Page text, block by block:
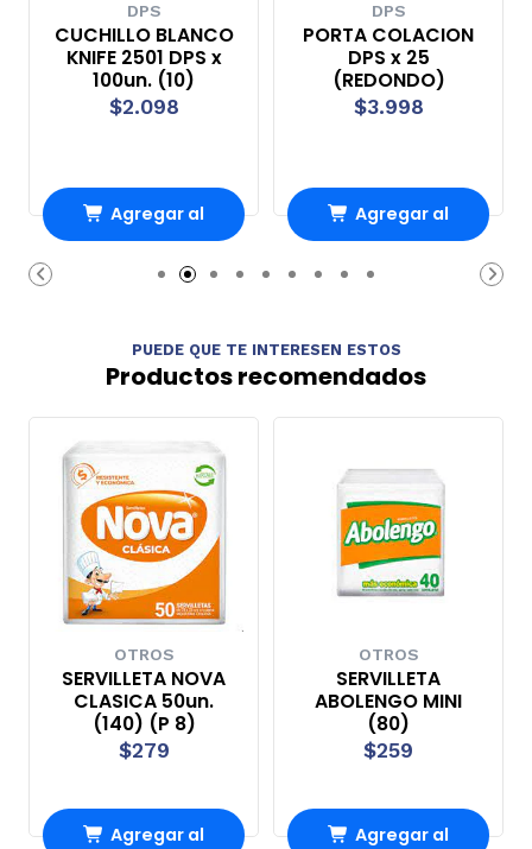
DPS
CUCHILLO BLANCO
KNIFE 2501 DPS x
100un. (10)
$2.098
Agregar al
Carro
DPS
PORTA COLACION
DPS x 25
(REDONDO)
$3.998
Agregar al
Carro
PUEDE QUE TE INTERESEN ESTOS
Productos recomendados
OTROS
SERVILLETA NOVA
CLASICA 50un.
(140) (P 8)
$279
Agregar al
OTROS
SERVILLETA
ABOLENGO MINI
(80)
$259
Agregar al